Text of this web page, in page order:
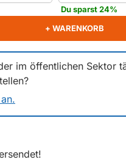
Du sparst 24%
im öffentlichen Sektor
+ WARENKORB